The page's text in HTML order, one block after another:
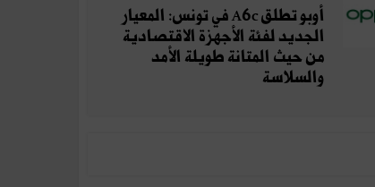
أوبو تطلق A6c في تونس: المعيار
الجديد لفئة الأجهزة الاقتصادية
من حيث المتانة طويلة الأمد
والسلاسة